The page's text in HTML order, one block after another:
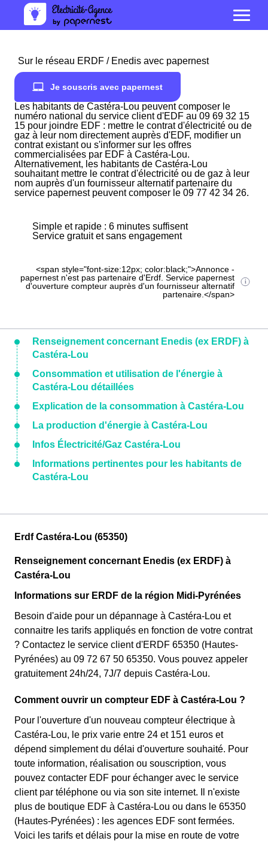
Sur le réseau ERDF / Enedis avec papernest
Je souscris avec papernest
Les habitants de Castéra-Lou peuvent composer le
numéro national du service client d'EDF au 09 69 32 15
15 pour joindre EDF : mettre le contrat d'électricité ou de
gaz à leur nom directement auprès d'EDF, modifier un
contrat existant ou s'informer sur les offres
commercialisées par EDF à Castéra-Lou.
Alternativement, les habitants de Castéra-Lou
souhaitant mettre le contrat d'électricité ou de gaz à leur
nom auprès d'un fournisseur alternatif partenaire du
service papernest peuvent composer le 09 77 42 34 26.
Simple et rapide : 6 minutes suffisent
Service gratuit et sans engagement
<span style="font-size:12px; color:black;">Annonce -
papernest n'est pas partenaire d'Erdf. Service papernest
d'ouverture compteur auprès d'un fournisseur alternatif
partenaire.</span>
Renseignement concernant Enedis (ex ERDF) à
Castéra-Lou
Consommation et utilisation de l'énergie à
Castéra-Lou détaillées
Explication de la consommation à Castéra-Lou
La production d'énergie à Castéra-Lou
Infos Électricité/Gaz Castéra-Lou
Informations pertinentes pour les habitants de
Castéra-Lou
Erdf Castéra-Lou (65350)
Renseignement concernant Enedis (ex ERDF) à
Castéra-Lou
Informations sur ERDF de la région Midi-Pyrénées
Besoin d'aide pour un dépannage à Castéra-Lou et
connaitre les tarifs appliqués en fonction de votre contrat
? Contactez le service client d'ERDF 65350 (Hautes-
Pyrénées) au 09 72 67 50 65350. Vous pouvez appeler
gratuitement 24h/24, 7J/7 depuis Castéra-Lou.
Comment ouvrir un compteur EDF à Castéra-Lou ?
Pour l'ouverture d'un nouveau compteur électrique à
Castéra-Lou, le prix varie entre 24 et 151 euros et
dépend simplement du délai d'ouverture souhaité. Pour
toute information, réalisation ou souscription, vous
pouvez contacter EDF pour échanger avec le service
client par téléphone ou via son site internet. Il n'existe
plus de boutique EDF à Castéra-Lou ou dans le 65350
(Hautes-Pyrénées) : les agences EDF sont fermées.
Voici les tarifs et délais pour la mise en route de votre